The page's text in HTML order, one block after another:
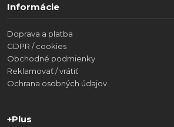
Informácie
Doprava a platba
GDPR / cookies
Obchodné podmienky
Reklamovať / vrátiť
Ochrana osobných údajov
+Plus